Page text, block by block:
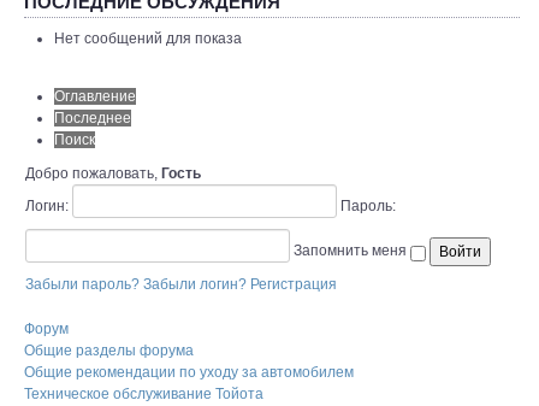
Нет сообщений для показа
Оглавление
Последнее
Поиск
Добро пожаловать, Гость
Логин:
Пароль:
Запомнить меня
Забыли пароль? Забыли логин? Регистрация
Форум
Общие разделы форума
Общие рекомендации по уходу за автомобилем
Техническое обслуживание Тойота